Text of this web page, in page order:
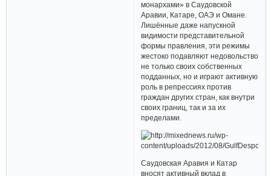
монархами» в Саудовской
Аравии, Катаре, ОАЭ и Омане.
Лишённые даже напускной
видимости представительной
формы правления, эти режимы
жестоко подавляют недовольство
не только своих собственных
подданных, но и играют активную
роль в репрессиях против
граждан других стран, как внутри
своих границ, так и за их
пределами.
Саудовская Аравия и Катар
вносят активный вклад в